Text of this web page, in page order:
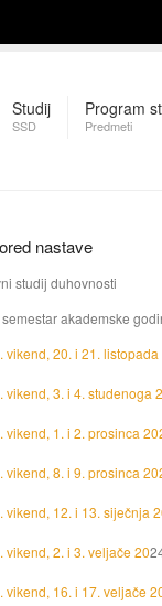
Studij
SSD
Program
Predmeti
nastave
studij duhovnosti
akademske
vikend, 20. i 21.
vikend, 3. i 4. studenoga
vikend, 1. i 2. prosinca
vikend, 8. i 9. prosinca
vikend, 12. i 13. siječnja
vikend, 2. i 3. veljače 20
vikend, 16. i 17. veljače